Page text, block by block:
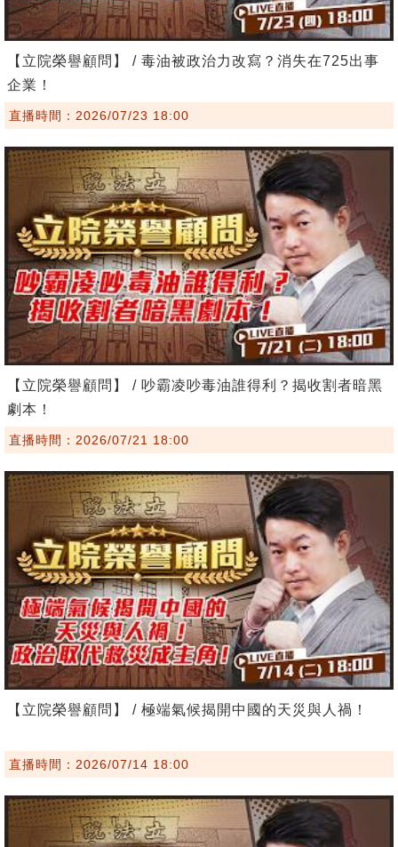
【立院榮譽顧問】 / 毒油被政治力改寫？消失在725出事
企業！
直播時間：2026/07/23 18:00
【立院榮譽顧問】 / 吵霸凌吵毒油誰得利？揭收割者暗黑
劇本！
直播時間：2026/07/21 18:00
【立院榮譽顧問】 / 極端氣候揭開中國的天災與人禍！
直播時間：2026/07/14 18:00